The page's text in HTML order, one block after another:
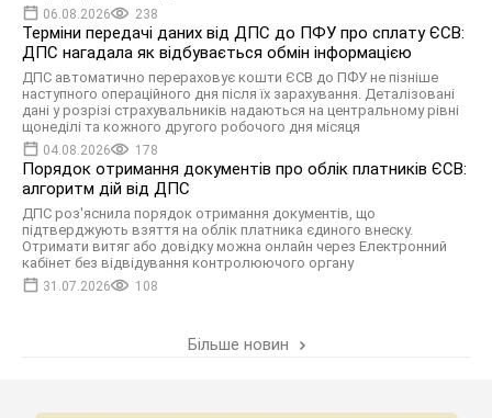
06.08.2026 238
Терміни передачі даних від ДПС до ПФУ про сплату ЄСВ:
ДПС нагадала як відбувається обмін інформацією
ДПС автоматично перераховує кошти ЄСВ до ПФУ не пізніше
наступного операційного дня після їх зарахування. Деталізовані
дані у розрізі страхувальників надаються на центральному рівні
щонеділі та кожного другого робочого дня місяця
04.08.2026 178
Порядок отримання документів про облік платників ЄСВ:
алгоритм дій від ДПС
ДПС роз'яснила порядок отримання документів, що
підтверджують взяття на облік платника єдиного внеску.
Отримати витяг або довідку можна онлайн через Електронний
кабінет без відвідування контролюючого органу
31.07.2026 108
Більше новин